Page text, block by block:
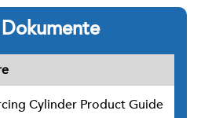
Cylinder Product Guide